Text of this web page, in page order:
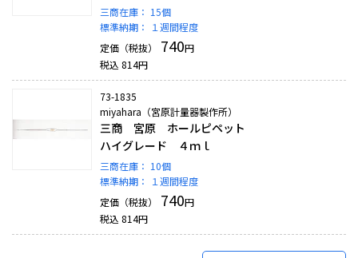
三商在庫： 15個
標準納期：
１週間程度
定価（税抜）
740円
税込 814円
73-1835
miyahara（宮原計量器製作所）
三商 宮原 ホールピペット
ハイグレード ４ｍｌ
三商在庫： 10個
標準納期：
１週間程度
定価（税抜）
740円
税込 814円